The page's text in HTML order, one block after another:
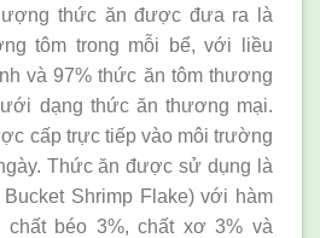
thức ăn được đưa ra là
tôm trong mỗi bể, với liều
và 97% thức ăn tôm thương
dạng thức ăn thương mại.
cấp trực tiếp vào môi trường
Thức ăn được sử dụng là
Bucket Shrimp Flake) với hàm
chất béo 3%, chất xơ 3% và